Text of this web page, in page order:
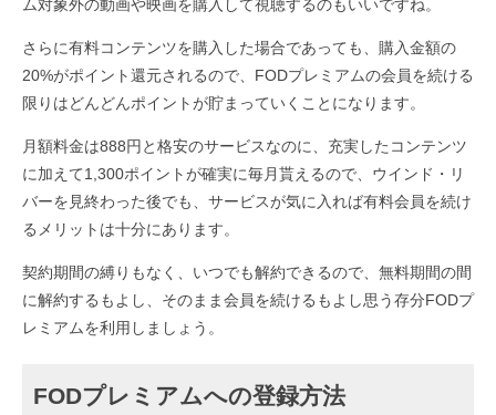
ム対象外の動画や映画を購入して視聴するのもいいですね。
さらに有料コンテンツを購入した場合であっても、購入金額の
20%がポイント還元されるので、FODプレミアムの会員を続ける
限りはどんどんポイントが貯まっていくことになります。
月額料金は888円と格安のサービスなのに、充実したコンテンツ
に加えて1,300ポイントが確実に毎月貰えるので、ウインド・リ
バーを見終わった後でも、サービスが気に入れば有料会員を続け
るメリットは十分にあります。
契約期間の縛りもなく、いつでも解約できるので、無料期間の間
に解約するもよし、そのまま会員を続けるもよし思う存分FODプ
レミアムを利用しましょう。
FODプレミアムへの登録方法